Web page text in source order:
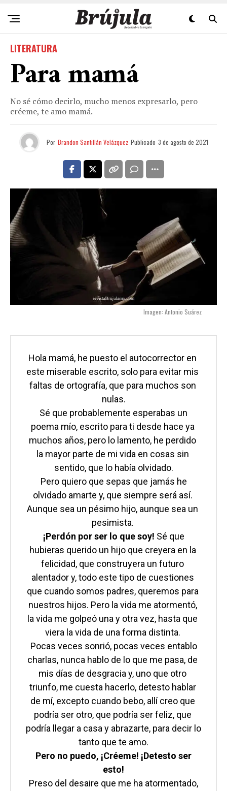
LITERATURA
Para mamá
No sé cómo decirlo, mucho menos expresarlo, pero
créeme, te amo mamá.
Por Brandon Santillán Velázquez Publicado 3 de agosto de 2021
Imagen: Antonio Suárez
Hola mamá, he puesto el autocorrector en
este miserable escrito, solo para evitar mis
faltas de ortografía, que para muchos son
nulas.
poema mío, escrito para ti desde hace ya
muchos años, pero lo lamento, he perdido
la mayor parte de mi vida en cosas sin
sentido, que lo había olvidado.
olvidado amarte y, que siempre será así.
Aunque sea un pésimo hijo, aunque sea un
¡Perdón por ser lo que soy! Sé que
hubieras querido un hijo que creyera en la
felicidad, que construyera un futuro
alentador y, todo este tipo de cuestiones
que cuando somos padres, queremos para
nuestros hijos. Pero la vida me atormentó,
la vida me golpeó una y otra vez, hasta que
viera la vida de una forma distinta.
charlas, nunca hablo de lo que me pasa, de
mis días de desgracia y, uno que otro
triunfo, me cuesta hacerlo, detesto hablar
de mí, excepto cuando bebo, allí creo que
podría ser otro, que podría ser feliz, que
podría llegar a casa y abrazarte, para decir lo
esto!